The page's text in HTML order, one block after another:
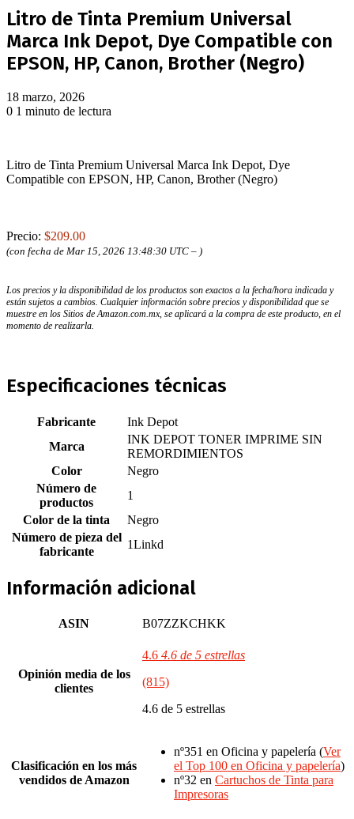
Litro de Tinta Premium Universal
Marca Ink Depot, Dye Compatible con
EPSON, HP, Canon, Brother (Negro)
18 marzo, 2026
0 1 minuto de lectura
Litro de Tinta Premium Universal Marca Ink Depot, Dye
Compatible con EPSON, HP, Canon, Brother (Negro)
Precio: $209.00
(con fecha de Mar 15, 2026 13:48:30 UTC – )
Los precios y la disponibilidad de los productos son exactos a la fecha/hora indicada y
están sujetos a cambios. Cualquier información sobre precios y disponibilidad que se
muestre en los Sitios de Amazon.com.mx, se aplicará a la compra de este producto, en el
momento de realizarla.
Especificaciones técnicas
Fabricante
‎Ink Depot
Marca
‎INK DEPOT TONER IMPRIME SIN
REMORDIMIENTOS
Color
‎Negro
Número de
productos
‎1
Color de la tinta
‎Negro
Número de pieza del
fabricante
‎1Linkd
Información adicional
ASIN B07ZZKCHKK
Opinión media de los
clientes
4.6 4.6 de 5 estrellas
(815)
4.6 de 5 estrellas
Clasificación en los más
vendidos de Amazon
nº351 en Oficina y papelería (Ver
el Top 100 en Oficina y papelería)
nº32 en Cartuchos de Tinta para
Impresoras